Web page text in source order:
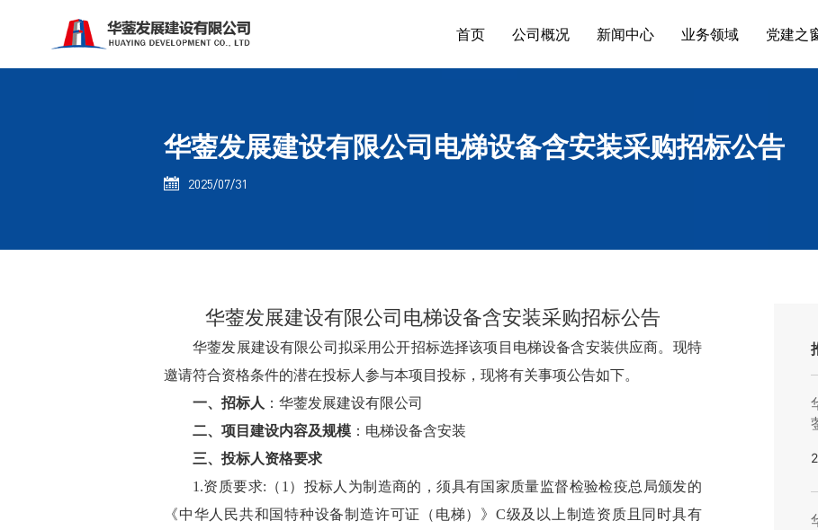
首页 公司概况 新闻中心 业务领域 党建之
华蓥发展建设有限公司电梯设备含安装采购招标公告
 2025/07/31
华蓥发展建设有限公司电梯设备含安装采购招标公告
华蓥发展建设有限公司 拟采用公开招标选择该项目 电梯设备含安装供应商。现特
邀请符合资格条件的潜在投标人参与本项目投标 ，现将有关事项公告如下。
一、招标人 ：华蓥发展建设有限公司
二、项目建设内容及规模 ： 电梯设备含安装
三、投标人资格要求
1.资质要求: （ 1）投标人为制造商的，须具有国家质量监督检验检疫总局颁发的
《中华人民共和国特种设备制造许可证（电梯）》C级及以上制造资质且同时具有